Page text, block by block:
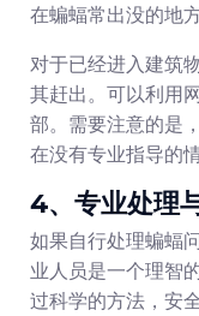
在蝙蝠常出没的地
对于已经进入建筑
其赶出。可以利用
部。需要注意的是
在没有专业指导的
4、专业处理
如果自行处理蝙蝠
业人员是一个理智
过科学的方法，安